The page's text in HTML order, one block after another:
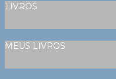
LIVROS
MEUS LIVROS